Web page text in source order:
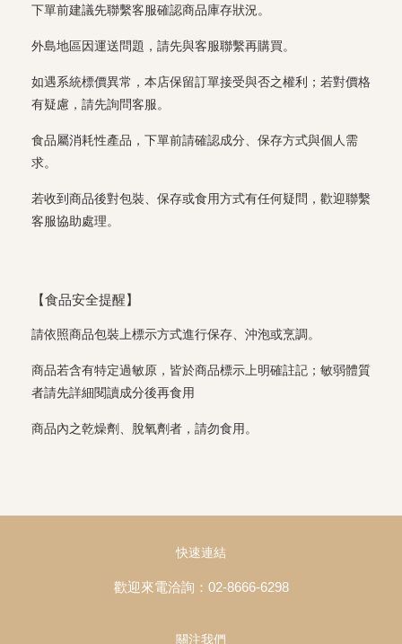
下單前建議先聯繫客服確認商品庫存狀況。
外島地區因運送問題，請先與客服聯繫再購買。
如遇系統標價異常，本店保留訂單接受與否之權利；若對價格
有疑慮，請先詢問客服。
食品屬消耗性產品，下單前請確認成分、保存方式與個人需
求。
若收到商品後對包裝、保存或食用方式有任何疑問，歡迎聯繫
客服協助處理。
【食品安全提醒】
請依照商品包裝上標示方式進行保存、沖泡或烹調。
商品若含有特定過敏原，皆於商品標示上明確註記；敏弱體質
者請先詳細閱讀成分後再食用
商品內之乾燥劑、脫氧劑者，請勿食用。
快速連結
歡迎來電洽詢：02-8666-6298
關注我們